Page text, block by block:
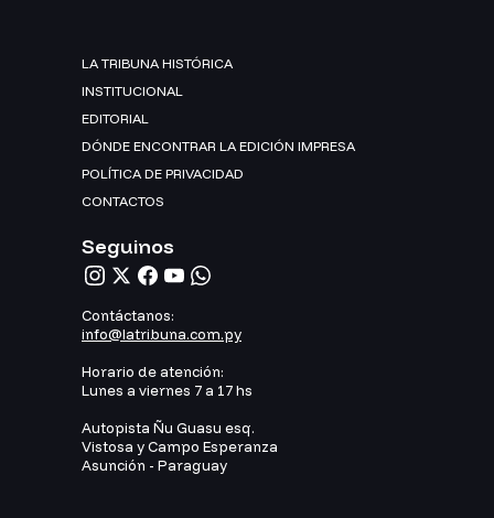
LA TRIBUNA HISTÓRICA
INSTITUCIONAL
EDITORIAL
DÓNDE ENCONTRAR LA EDICIÓN IMPRESA
POLÍTICA DE PRIVACIDAD
CONTACTOS
Seguinos
Contáctanos:
info@latribuna.com.py
Horario de atención:
Lunes a viernes 7 a 17 hs
Autopista Ñu Guasu esq.
Vistosa y Campo Esperanza
Asunción - Paraguay